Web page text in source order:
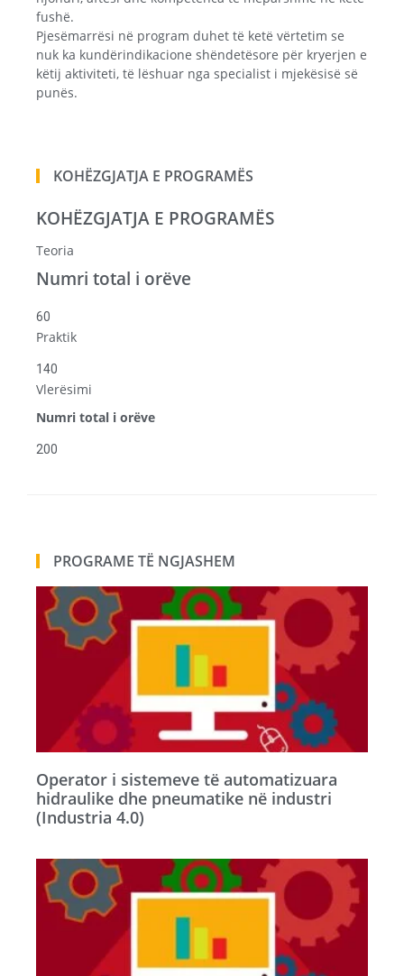
fushë.
Pjesëmarrësi në program duhet të ketë vërtetim se
nuk ka kundërindikacione shëndetësore për kryerjen e
këtij aktiviteti, të lëshuar nga specialist i mjekësisë së
punës.
KOHËZGJATJA E PROGRAMËS
KOHËZGJATJA E PROGRAMËS
Teoria
Numri total i orëve
60
Praktik
140
Vlerësimi
Numri total i orëve
200
PROGRAME TË NGJASHEM
Operator i sistemeve të automatizuara
hidraulike dhe pneumatike në industri
(Industria 4.0)